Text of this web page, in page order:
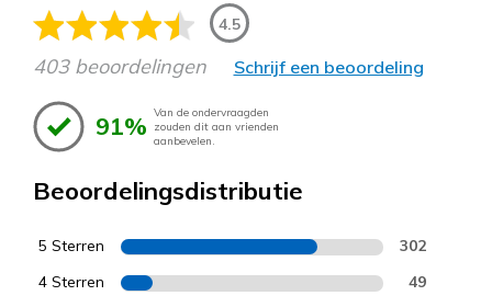
4.5
403 beoordelingen Schrijf een beoordeling
91% Van de ondervraagden
zouden dit aan vrienden
aanbevelen.
Beoordelingsdistributie
5 Sterren 302
4 Sterren 49